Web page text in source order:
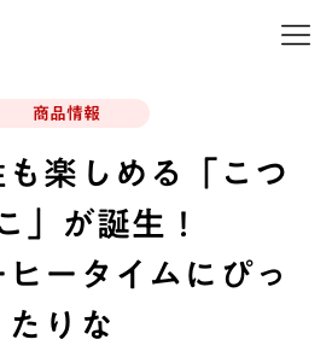
商品情報
楽しめる「こつ
」が誕生！
ータイムにぴっ
たりな